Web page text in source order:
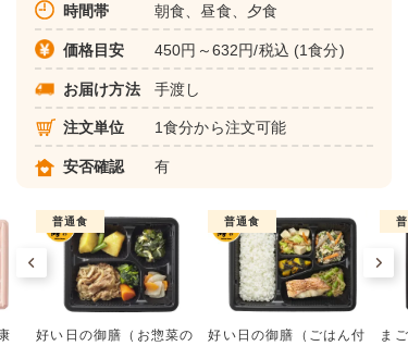
時間帯 朝食、昼食、夕食
価格目安 450円～632円/税込 (1食分)
お届け方法 手渡し
注文単位 1食分から注文可能
安否確認 有
普通食
好い日の御膳（お惣菜の
普通食
好い日の御膳（ごはん付
ま